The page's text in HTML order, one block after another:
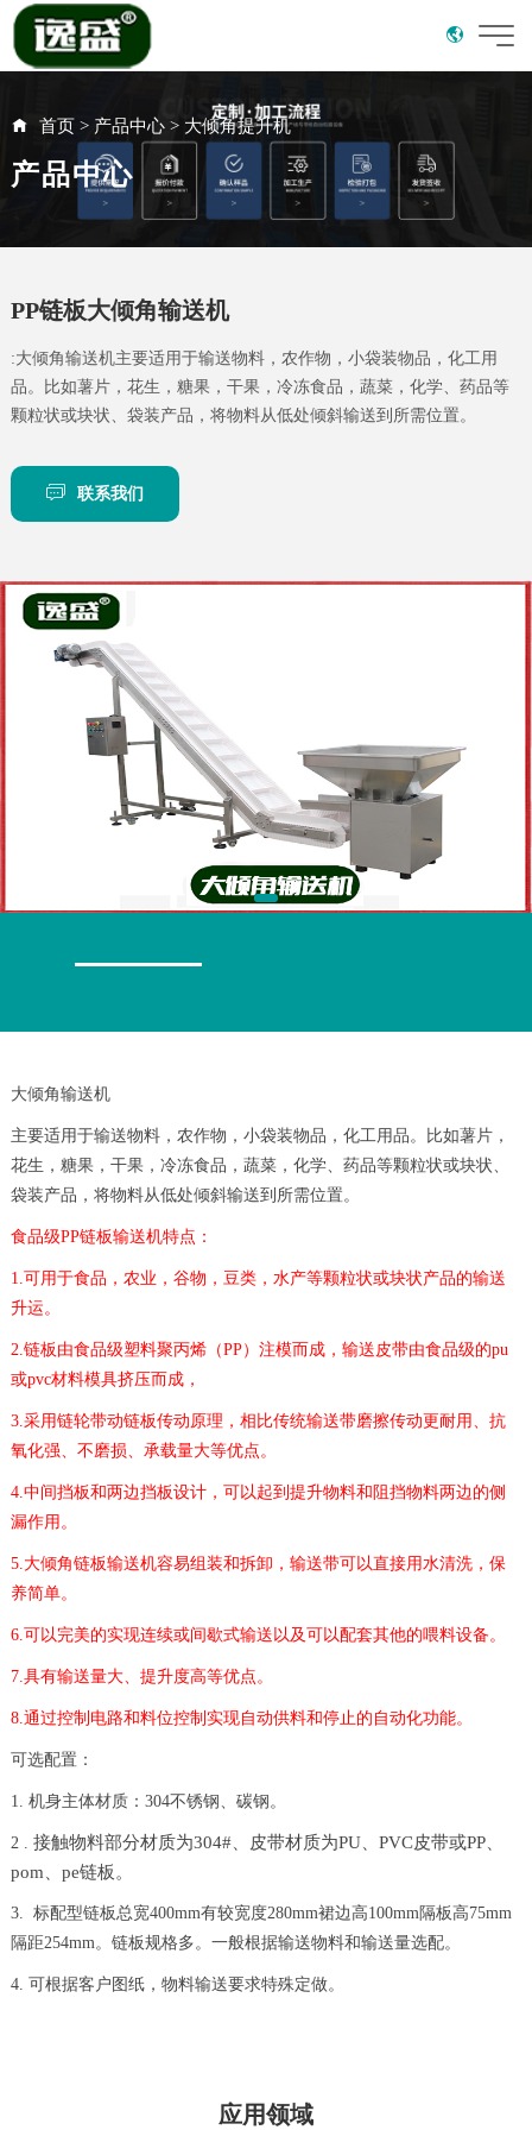
首页> 产品中心> 大倾角提升机
产品中心
PP链板大倾角输送机
:大倾角输送机主要适用于输送物料，农作物，小袋装物品，化工用
品。比如薯片，花生，糖果，干果，冷冻食品，蔬菜，化学、药品等
颗粒状或块状、袋装产品，将物料从低处倾斜输送到所需位置。
联系我们
大倾角输送机
主要适用于输送物料，农作物，小袋装物品，化工用品。比如薯片，
花生，糖果，干果，冷冻食品，蔬菜，化学、药品等颗粒状或块状、
袋装产品，将物料从低处倾斜输送到所需位置。
食品级PP链板输送机特点：
1.可用于食品，农业，谷物，豆类，水产等颗粒状或块状产品的输送
升运。
2.链板 由食品级塑料聚丙烯（PP） 注模而 成， 输送皮带由食品级的pu
或pvc材料模具挤压而成，
3.采用链轮带动链板传动原理，相比传统输送带磨擦传动更耐用、抗
氧化强、不磨损、承载量大等优点。
4.中间挡板和两边挡板设计，可以起到提升物料和阻挡物料两边的侧
漏作用。
5.大倾角链板输送机容易组装和拆卸，输送带可以直接用水清洗，保
养简单。
6.可以完美的实现连续或间歇式输送以及可以配套其他的喂料设备。
7.具有输送量大、提升度高等优点。
8.通过控制电路和料位控制实现自动供料和停止的自动化功能。
可选配置：
1. 机身主体材质： 304不锈钢、碳钢 。
2. 接触物料部分材质为304#、 皮带材质为PU、 PVC皮带或PP、
pom、 pe链板。
3. 标配型链板总宽400mm有较宽度280mm裙边高100mm隔板高75mm
隔距254mm。链板规格多。一般根据输送物料和输送量选配。
4. 可根据客户图纸， 物料输送要求特殊定做。
应用领域